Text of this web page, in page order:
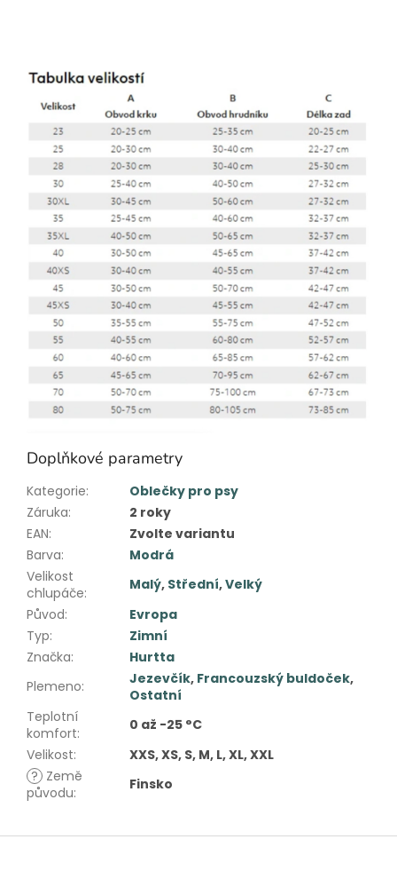
Doplňkové parametry
Kategorie:
Oblečky pro psy
Záruka:
2 roky
EAN:
Zvolte variantu
Barva:
Modrá
Velikost
chlupáče: Malý, Střední,Velký
Původ:
Evropa
Typ:
Zimní
Značka:
Hurtta
Plemeno: Jezevčík, Francouzský buldoček,
Ostatní
Teplotní
komfort:
0 až -25 °C
Velikost:
XXS, XS, S, M, L, XL, XXL
? Země
původu: Finsko
Z